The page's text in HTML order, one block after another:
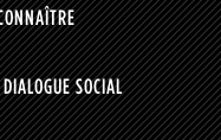
DIALOGUE SOCIAL